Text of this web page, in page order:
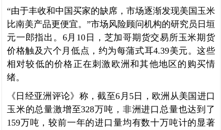
“由于丰收和中国买家的缺席，市场逐渐发现美国玉米
比南美产品更便宜。”市场风险顾问机构的研究员日垣
元一郎指出。6月10日，芝加哥期货交易所玉米期货
价格触及六个月低点，约为每蒲式耳4.39美元。这些
相对较低的价格正在刺激欧洲和其他地区的购买情
绪。
《日经亚洲评论》称，截至6月5日，欧洲从美国进口
玉米的总量激增至328万吨，非洲进口总量也达到了
159万吨，较前一年的进口量均有数十万吨计的显著